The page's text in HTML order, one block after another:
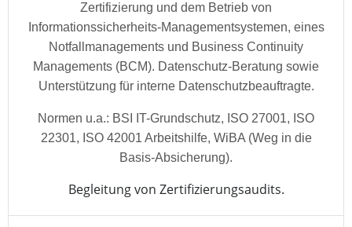
Zertifizierung und dem Betrieb von
Informationssicherheits-Managementsystemen, eines
Notfallmanagements und Business Continuity
Managements (BCM). Datenschutz-Beratung sowie
Unterstützung für interne Datenschutzbeauftragte.
Normen u.a.: BSI IT-Grundschutz, ISO 27001, ISO
22301, ISO 42001 Arbeitshilfe, WiBA (Weg in die
Basis-Absicherung).
Begleitung von Zertifizierungsaudits.